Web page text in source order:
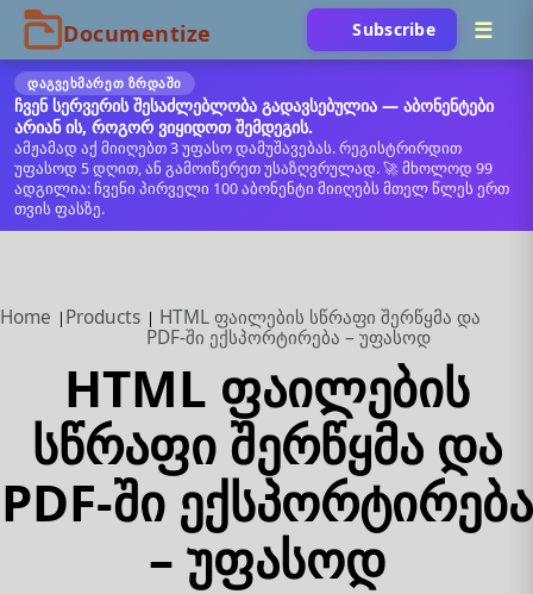
Subscribe
ᲓᲐᲒᲕᲔᲮᲛᲐᲠᲔᲗ ᲖᲠᲓᲐᲨᲘ
ჩვენ სერვერის შესაძლებლობა გადავსებულია — აბონენტები
არიან ის, როგორ ვიყიდოთ შემდეგის.
ამჟამად აქ მიიღებთ 3 უფასო დამუშავებას. რეგისტრირდით
უფასოდ 5 დღით, ან გამოიწერეთ უსაზღვრულად. 🚀 მხოლოდ 99
ადგილია: ჩვენი პირველი 100 აბონენტი მიიღებს მთელ წლეს ერთ
თვის ფასზე.
Home Products
HTML ფაილების სწრაფი შერწყმა და
PDF‑ში ექსპორტირება – უფასოდ
HTML ფაილების
სწრაფი შერწყმა და
PDF‑ში ექსპორტირება
– უფასოდ